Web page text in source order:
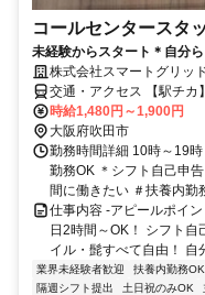
コールセンタースタ
未経験からスタート＊自分
株式会社スマートグリッ
交通・アクセス 【駅チカ
バイク通勤OK!
時給1,480円～1,900円
大阪府吹田市
勤務時間詳細 10時～19
勤務OK ＊シフト自己申
間に働きたい ＃扶養内勤
仕事内容 -アピールポイ
日2時間～OK！ シフト自
イル・髭すべて自由！ 自
業界未経験者歓迎 扶養内勤務OK
隔週シフト提出
土日祝のみOK